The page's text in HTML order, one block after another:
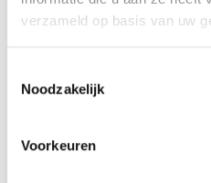
verzameld op basis van uw
Noodzakelijk
Voorkeuren
GTIN/EAN: